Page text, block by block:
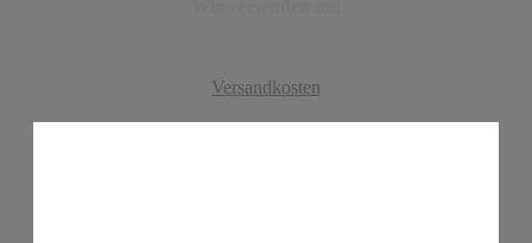
Versandkosten